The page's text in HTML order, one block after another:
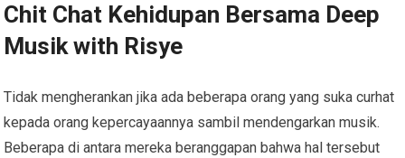
Chit Chat Kehidupan Bersama Deep
Musik with Risye
Tidak mengherankan jika ada beberapa orang yang suka curhat
kepada orang kepercayaannya sambil mendengarkan musik.
Beberapa di antara mereka beranggapan bahwa hal tersebut